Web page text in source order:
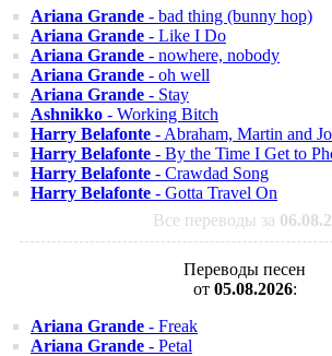
Ariana Grande - bad thing (bunny hop)
Ariana Grande - Like I Do
Ariana Grande - nowhere, nobody
Ariana Grande - oh well
Ariana Grande - Stay
Ashnikko - Working Bitch
Harry Belafonte - Abraham, Martin and
Harry Belafonte - By the Time I Get to
Harry Belafonte - Crawdad Song
Harry Belafonte - Gotta Travel On
Все переводы за
Переводы песен
от 05.08.2026:
Ariana Grande - Freak
Ariana Grande - Petal